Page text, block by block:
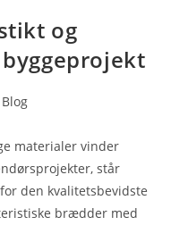
og
Blog
materialer vinder
står
den kvalitetsbevidste
brædder med